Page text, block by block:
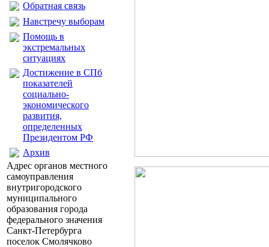
Обратная связь
Навстречу выборам
Помощь в
экстремальных
ситуациях
Достижение в СПб
показателей
социально-
экономического
развития,
определенных
Президентом РФ
Архив
Адрес органов местного
самоуправления
внутригородского
муниципального
образования города
федерального значения
Санкт-Петербурга
поселок Смолячково